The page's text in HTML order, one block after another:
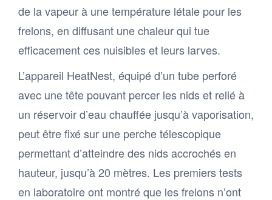
de la vapeur à une température létale pour les
frelons, en diffusant une chaleur qui tue
efficacement ces nuisibles et leurs larves.
L’appareil HeatNest, équipé d’un tube perforé
avec une tête pouvant percer les nids et relié à
un réservoir d’eau chauffée jusqu’à vaporisation,
peut être fixé sur une perche télescopique
permettant d’atteindre des nids accrochés en
hauteur, jusqu’à 20 mètres. Les premiers tests
en laboratoire ont montré que les frelons n’ont